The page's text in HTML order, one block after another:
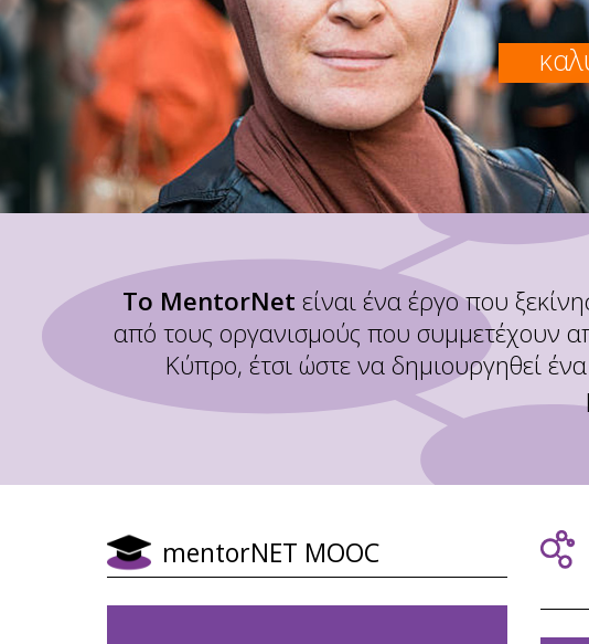
To MentorNet είναι ένα έργο που
από τους οργανισμούς που συμμετέχουν
Κύπρο, έτσι ώστε να δημιουργηθεί
mentorNET MOOC